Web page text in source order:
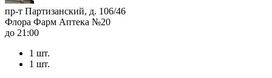
пр-т Партизанский, д. 106/46
Флора Фарм Аптека №20
до 21:00
1 шт.
1 шт.